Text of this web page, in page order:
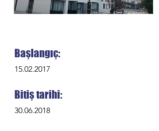
Başlangıç:
15.02.2017
Bitiş tarihi:
30.06.2018